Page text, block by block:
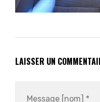
LAISSER UN